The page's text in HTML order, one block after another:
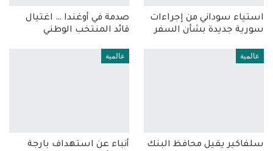
استياء سوداني من إجراءات
سورية جديدة بشأن السفر
صدمة في أوغندا … اغتيال
قائد المنتخب الوطني
عالمية
سلفاكير يقيل محافظ البنك
عالمية
أنباء عن استهداف بارجة